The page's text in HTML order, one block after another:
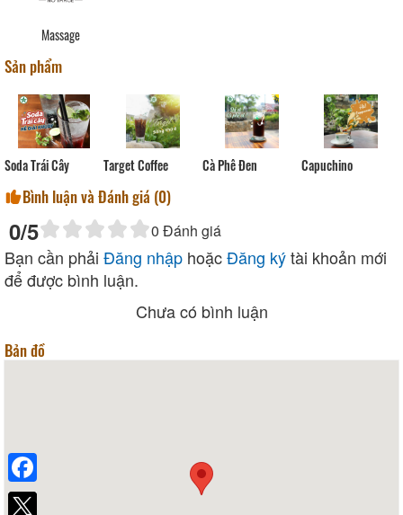
Massage
Sản phẩm
Soda Trái Cây Target Coffee Cà Phê Đen Capuchino
Bình luận và Đánh giá (0)
0/5 0 Đánh giá
Bạn cần phải Đăng nhập hoặcĐăng kýtài khoản mới
để được bình luận.
Chưa có bình luận
Bản đồ
Facebook